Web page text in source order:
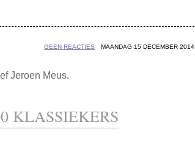
MAANDAG 15 DECEMBER 2014
GEEN REACTIES
Jeroen Meus.
KLASSIEKERS